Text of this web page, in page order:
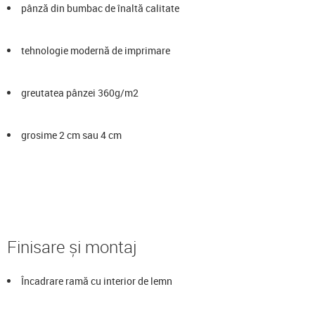
pânză din bumbac de înaltă calitate
tehnologie modernă de imprimare
greutatea pânzei 360g/m2
grosime 2 cm sau 4 cm
Finisare și montaj
Încadrare ramă cu interior de lemn